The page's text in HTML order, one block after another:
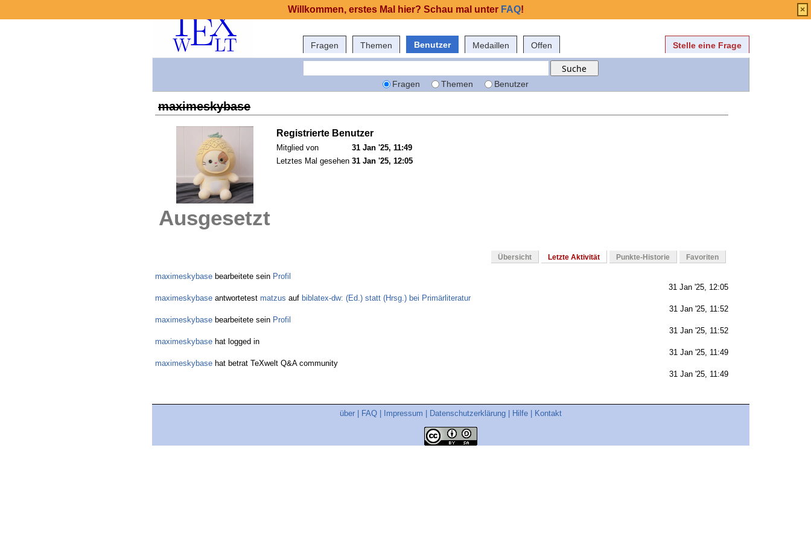
Fragen Themen Benutzer Medaillen Offen Stelle eine Frage
Fragen Themen Benutzer
maximeskybase
Ausgesetzt
Registrierte Benutzer
Mitglied von
31 Jan '25, 11:49
Letztes Mal gesehen 31 Jan '25, 12:05
Übersicht Letzte Aktivität Punkte-Historie Favoriten
maximeskybase bearbeitete sein Profil
31 Jan '25, 12:05
maximeskybase antwortetest matzus auf biblatex-dw: (Ed.) statt (Hrsg.) bei Primärliteratur
31 Jan '25, 11:52
maximeskybase bearbeitete sein Profil
31 Jan '25, 11:52
maximeskybase hat logged in
31 Jan '25, 11:49
maximeskybase hat betrat TeXwelt Q&A community
31 Jan '25, 11:49
über FAQ Impressum Datenschutzerklärung Hilfe Kontakt
Willkommen, erstes Mal hier? Schau mal unter FAQ! ×